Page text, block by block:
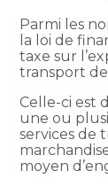
Parmi les
la loi de
taxe sur
transport
Celle-ci est
une ou
services de
moyen